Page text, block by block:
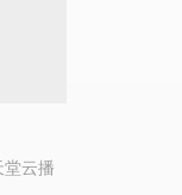
堂云播